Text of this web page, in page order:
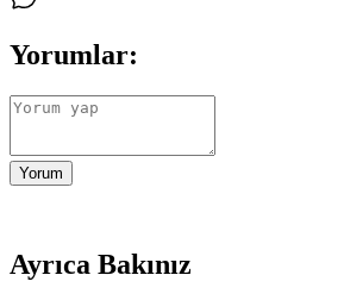
Yorumlar:
Yorum
Ayrıca Bakınız